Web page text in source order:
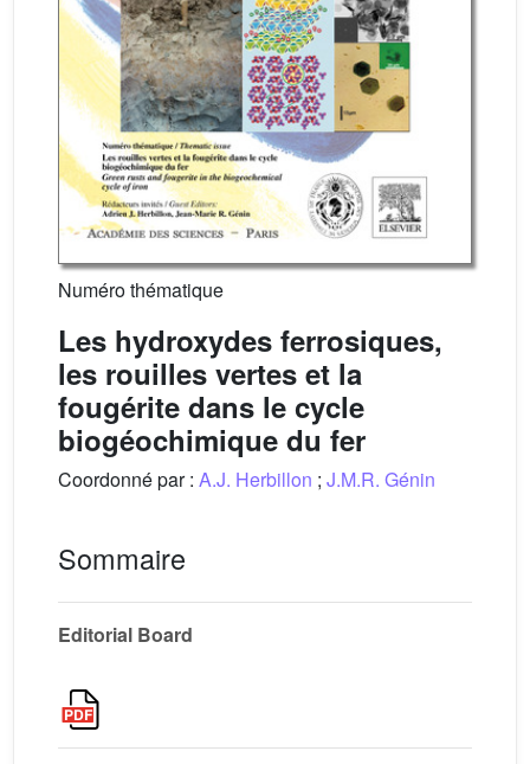
Numéro thématique
Les hydroxydes ferrosiques,
les rouilles vertes et la
fougérite dans le cycle
biogéochimique du fer
Coordonné par : A.J. Herbillon ; J.M.R. Génin
Sommaire
Editorial Board